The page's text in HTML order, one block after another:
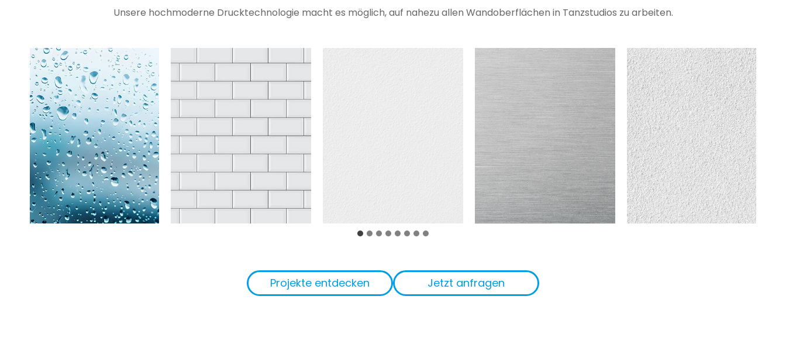
Unsere hochmoderne Drucktechnologie macht es möglich, auf nahezu allen Wandoberflächen in Tanzstudios zu arbeiten.
Projekte entdecken Jetzt anfragen